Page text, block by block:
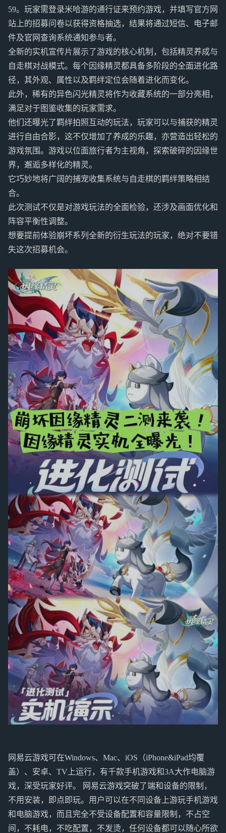
59。玩家需登录米哈游的通行证来预约游戏，并填写官方网
站上的招募问卷以获得资格抽选，结果将通过短信、电子邮
件及官网查询系统通知参与者。
全新的实机宣传片展示了游戏的核心机制，包括精灵养成与
自走棋对战模式。每个因缘精灵都具备多阶段的全面进化路
径，其外观、属性以及羁绊定位会随着进化而变化。
此外，稀有的异色闪光精灵将作为收藏系统的一部分亮相，
满足对于图鉴收集的玩家需求。
他们还曝光了羁绊拍照互动的玩法，玩家可以与捕获的精灵
进行自由合影，这不仅增加了养成的乐趣，亦营造出轻松的
游戏氛围。游戏以位面旅行者为主视角，探索破碎的因缘世
界，邂逅多样化的精灵。
它巧妙地将广阔的捕宠收集系统与自走棋的羁绊策略相结
合。
此次测试不仅是对游戏玩法的全面检验，还涉及画面优化和
阵容平衡性调整。
想要提前体验崩坏系列全新的衍生玩法的玩家，绝对不要错
失这次招募机会。
网易云游戏可在Windows、Mac、iOS（iPhone&iPad均覆
盖）、安卓、TV上运行，有千款手机游戏和3A大作电脑游
戏，深受玩家好评。 网易云游戏突破了端和设备的限制，
不用安装，即点即玩。用户可以在不同设备上游玩手机游戏
和电脑游戏，而且完全不受设备配置和容量限制，不占空
间，不耗电，不吃配置，不发烫，任何设备都可以随心所欲